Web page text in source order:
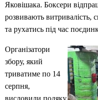
Яковішака. Боксери
розвивають витривалість,
та рухатись під час
Організатори
збору, який
триватиме по 14
серпня,